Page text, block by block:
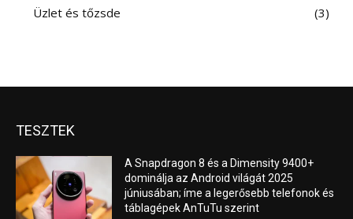
Üzlet és tőzsde
3
TESZTEK
A Snapdragon 8 és a Dimensity 9400+
dominálja az Android világát 2025
júniusában; íme a legerősebb telefonok és
táblagépek AnTuTu szerint